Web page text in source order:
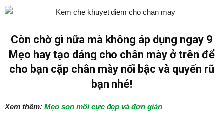
Còn chờ gì nữa mà không áp dụng ngay 9
Mẹo hay tạo dáng cho chân mày ở trên để
cho bạn cặp chân mày nổi bậc và quyến rũ
bạn nhé!
Xem thêm: Mẹo son môi cực đẹp và đơn giản